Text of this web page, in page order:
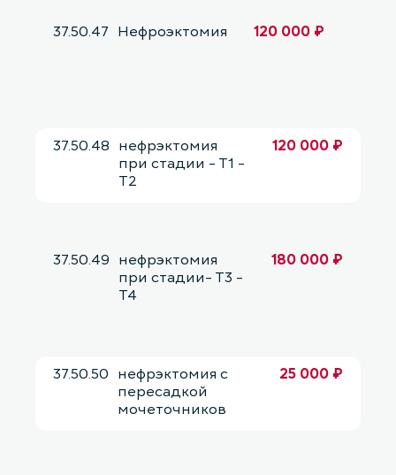
37.50.47 Нефроэктомия 120 000 ₽
37.50.48 нефрэктомия
при стадии - Т1 -
Т2
120 000 ₽
37.50.49 нефрэктомия
при стадии- Т3 -
Т4
180 000 ₽
37.50.50 нефрэктомия с
пересадкой
мочеточников
25 000 ₽